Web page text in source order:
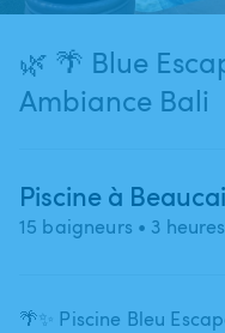
🌿 🌴 Blue
Ambiance Bali
Piscine à
15 baigneurs • 3
🌴✨ Piscine Bleu